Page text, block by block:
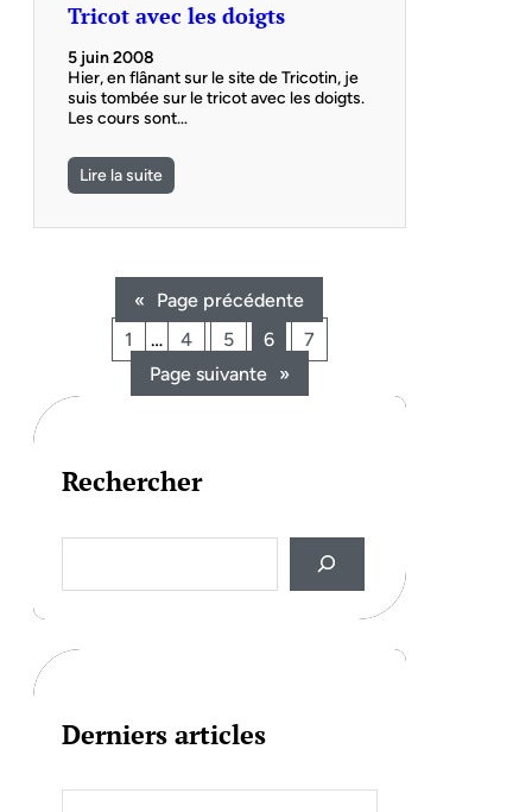
Tricot avec les doigts
5 juin 2008
Hier, en flânant sur le site de Tricotin, je
suis tombée sur le tricot avec les doigts.
Les cours sont…
Lire la suite
«
Page précédente
1
… 4 5 6
7
Page suivante »
Rechercher
a
h
Derniers articles